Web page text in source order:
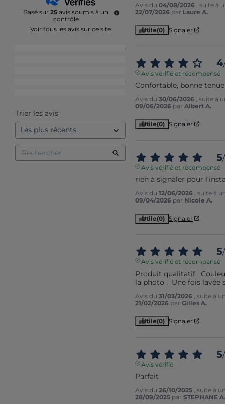
Basé sur 25 avis soumis à un
contrôle
Voir tous les avis sur ce site
20
0
Trier les avis
Avis du 04/08/2026
, suite à
22/07/2026 par Laure A.
Utile(0) Signaler
4
Avis vérifié et récompensé
Confortable, bonne tenue
Avis du 30/06/2026
, suite à
09/06/2026 par Albert A.
Utile(0) Signaler
5/
Avis vérifié et récompensé
rien à signaler pour
Avis du 12/06/2026
, suite à
09/04/2026 par Nicole A.
Utile(0) Signaler
5/
Avis vérifié et récompensé
Produit qualitatif.
la photo .  Une fois lavée
Avis du 31/03/2026
, suite à
21/02/2026 par Gilles A.
Utile(0) Signaler
5/
Avis vérifié
Parfait
Avis du 26/10/2025
, suite à
28/09/2025 par STEPHANE A.